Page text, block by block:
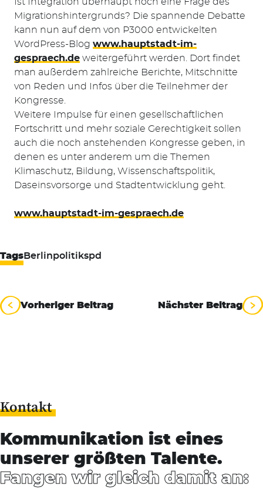
Suchen
nach:
Migrationshintergrunds? Die spannende Debatte
kann nun auf dem von P3000 entwickelten
WordPress-Blog www.hauptstadt-im-
gespraech.de weitergeführt werden. Dort findet
man außerdem zahlreiche Berichte, Mitschnitte
von Reden und Infos über die Teilnehmer der
Kongresse.
Weitere Impulse für einen gesellschaftlichen
Fortschritt und mehr soziale Gerechtigkeit sollen
auch die noch anstehenden Kongresse geben, in
denen es unter anderem um die Themen
Klimaschutz, Bildung, Wissenschaftspolitik,
Daseinsvorsorge und Stadtentwicklung geht.
www.hauptstadt-im-gespraech.de
TagsBerlinpolitikspd
Beitragsnavigation
Vorheriger Beitrag Nächster Beitrag
Kontakt
Kommunikation ist eines
unserer größten Talente.
Fangen wir gleich damit an: